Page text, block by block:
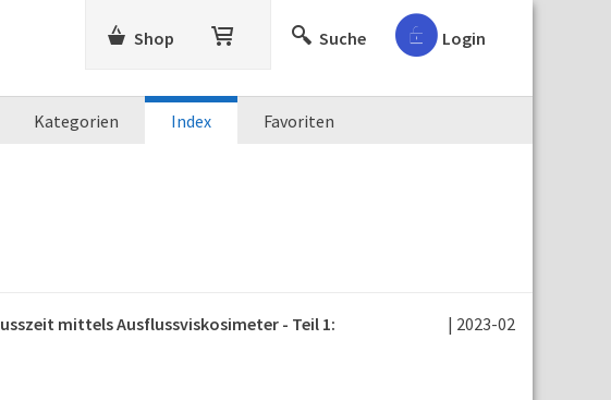
Shop Suche Login
Kategorien Index Favoriten
mittels Ausflussviskosimeter - Teil 1:
| 2023-02